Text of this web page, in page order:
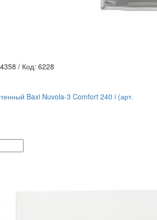
/ Код: 6228
Baxi Nuvola-3 Comfort 240 i (арт.